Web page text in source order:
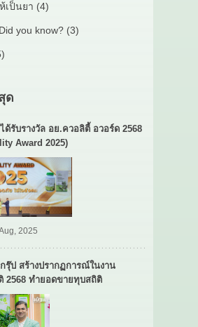
เป็นยา (4)
you know? (3)
ด
ด้รับรางวัล อย.ควอลิตี้ อวอร์ด 2568
Award 2025)
2025
รุ๊ป สร้างปรากฏการณ์ในงาน
2568 ทำยอดขายทุบสถิติ